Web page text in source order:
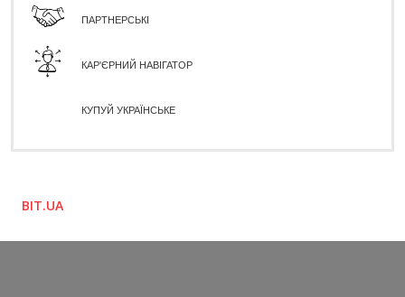
ПАРТНЕРСЬКІ
КАР'ЄРНИЙ НАВІГАТОР
КУПУЙ УКРАЇНСЬКЕ
BIT.UA